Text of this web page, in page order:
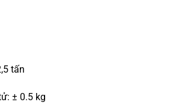
tấn
± 0.5 kg